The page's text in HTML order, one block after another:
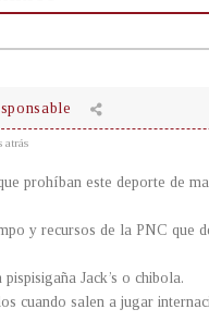
atrás
prohíban este deporte de
y recursos de la PNC que
Jack’s o chibola.
cuando salen a jugar